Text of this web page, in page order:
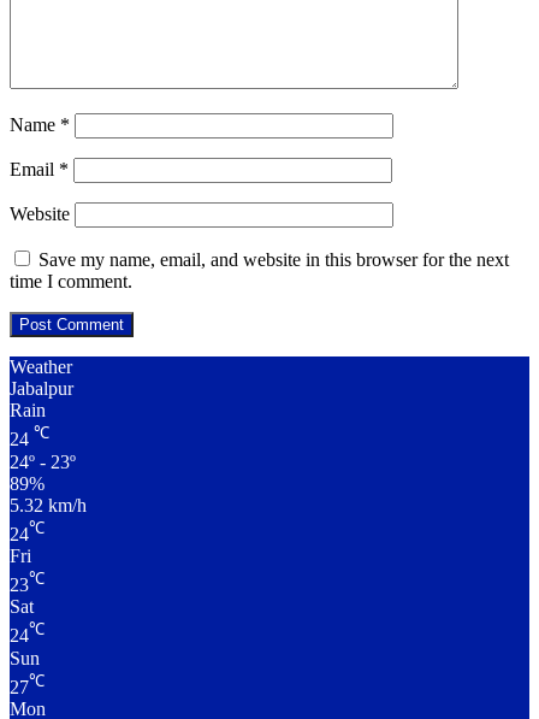
Name *
Email *
Website
Save my name, email, and website in this browser for the next
time I comment.
Weather
Jabalpur
Rain
24 ℃
24º - 23º
89%
5.32 km/h
24℃
Fri
23℃
Sat
24℃
Sun
27℃
Mon